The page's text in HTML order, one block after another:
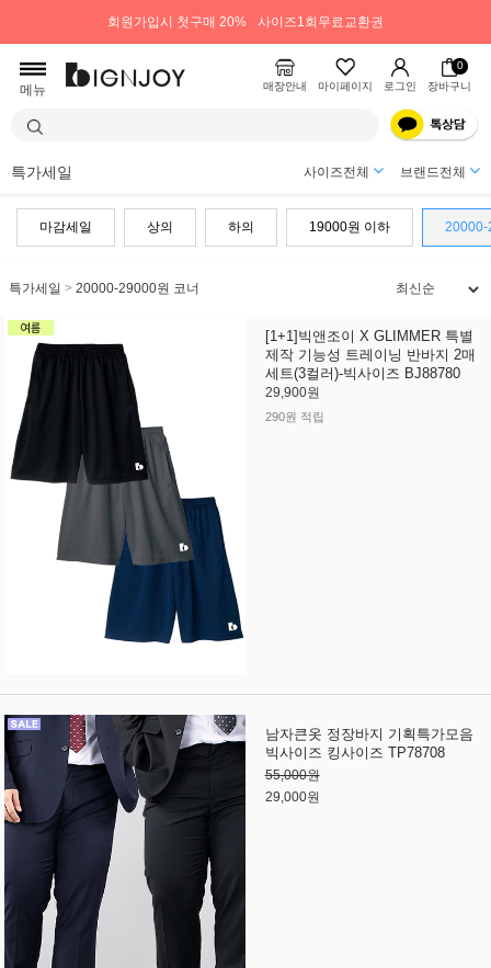
회원가입시 첫구매 20% 사이즈1회무료교환권
메뉴 매장안내 마이페이지 로그인
0
장바구니
특가세일 사이즈전체 브랜드전체
마감세일 상의 하의 19000원 이하 20000-
특가세일 > 20000-29000원 코너
[1+1]빅앤조이 X GLIMMER 특별
제작 기능성 트레이닝 반바지 2매
세트(3컬러)-빅사이즈 BJ88780
29,900원
290원 적립
남자큰옷 정장바지 기획특가모음
빅사이즈 킹사이즈 TP78708
55,000원
29,000원